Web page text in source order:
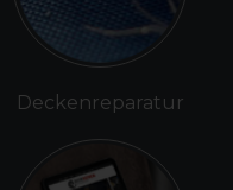
Deckenreparatur